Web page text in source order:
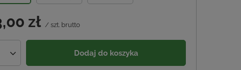
zł / szt. brutto
Dodaj do koszyka